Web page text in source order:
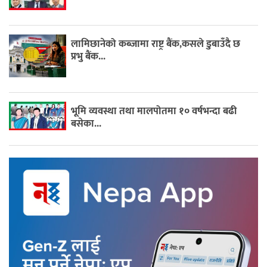
लामिछानेको कब्जामा राष्ट्र बैंक,कसले डुबाउँदै छ
प्रभु बैंक...
भूमि व्यवस्था तथा मालपोतमा १० वर्षभन्दा बढी
बसेका...